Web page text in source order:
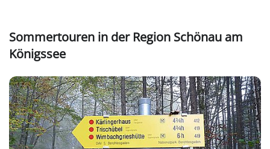
Sommertouren in der Region Schönau am
Königssee